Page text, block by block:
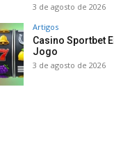
3 de agosto de 2026
Artigos
Casino Sportbet
Jogo
3 de agosto de 2026